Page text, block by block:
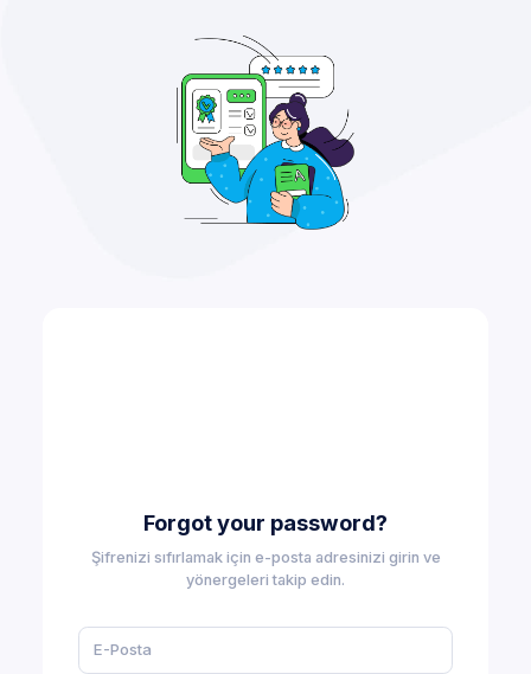
Forgot your password?
Şifrenizi sıfırlamak için e-posta adresinizi girin ve
yönergeleri takip edin.